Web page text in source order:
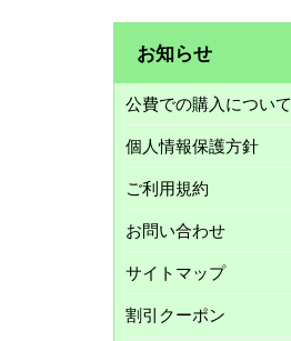
お知らせ
公費での購入について
個人情報保護方針
ご利用規約
お問い合わせ
サイトマップ
割引クーポン